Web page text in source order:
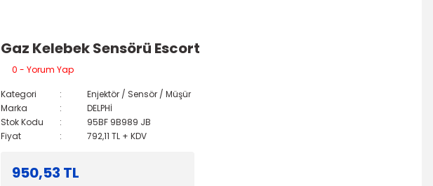
Gaz Kelebek Sensörü Escort
0 - Yorum Yap
Kategori
Enjektör / Sensör / Müşür
Marka
DELPHİ
Stok Kodu
95BF 9B989 JB
Fiyat
792,11 TL + KDV
950,53 TL